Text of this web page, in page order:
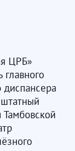
ЦРБ»
диспансера